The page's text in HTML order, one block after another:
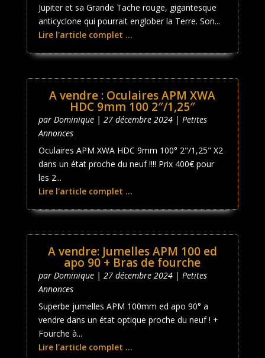
Jupiter et sa Grande Tache rouge, gigantesque
anticyclone qui pourrait englober la Terre. Son...
Lire l'article complet ...
A vendre : Oculaires APM XWA
HDC 9mm 100 2″/1,25″
par Dominique| 27 décembre 2024| Petites
Annonces
Oculaires APM XWA HDC 9mm 100° 2"/1,25" X2
dans un état proche du neuf !!!! Prix 400€ pour
les 2...
Lire l'article complet ...
A vendre: Jumelles APM 100 ed
apo 90 + Bras de fourche
par Dominique| 27 décembre 2024| Petites
Annonces
Superbe jumelles APM 100mm ed apo 90° a
vendre dans un état optique proche du neuf ! +
Fourche à...
Lire l'article complet ...